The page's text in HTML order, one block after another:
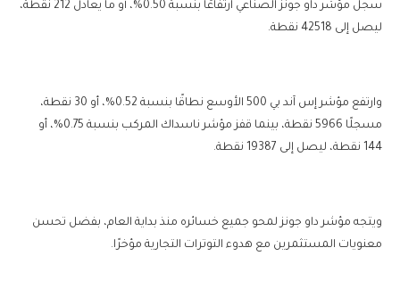
سجل مؤشر داو جونز الصناعي ارتفاعًا بنسبة 0.50%، أو ما يعادل 212 نقطة،
ليصل إلى 42518 نقطة.
وارتفع مؤشر إس آند بي 500 الأوسع نطاقًا بنسبة 0.52%، أو 30 نقطة،
مسجلًا 5966 نقطة، بينما قفز مؤشر ناسداك المركب بنسبة 0.75%، أو
144 نقطة، ليصل إلى 19387 نقطة.
ويتجه مؤشر داو جونز لمحو جميع خسائره منذ بداية العام، بفضل تحسن
معنويات المستثمرين مع هدوء التوترات التجارية مؤخرًا.